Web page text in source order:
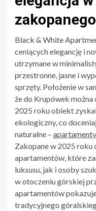
zakopanego
Black & White
ceniących elegancję i
utrzymane w
przestronne, jasne i
sprzęty. Położenie w
że do Krupówek
2025 roku obiekt
ekologiczny, co
naturalne –
Zakopane w 2025
apartamentów, które
luksusu, jak i osoby
w otoczeniu górskiej
apartamentów
tradycyjnego